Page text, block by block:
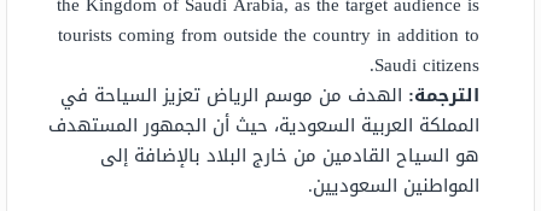
tourists coming from outside the country in addition to
Saudi citizens.
الترجمة: الهدف من موسم الرياض تعزيز السياحة في
المملكة العربية السعودية، حيث أن الجمهور المستهدف
هو السياح القادمين من خارج البلاد بالإضافة إلى
المواطنين السعوديين.